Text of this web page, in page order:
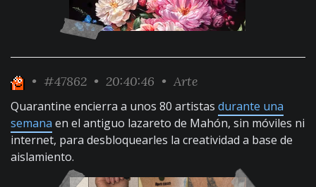
• #47862 • 20:40:46 • Arte
Quarantine encierra a unos 80 artistas durante una
semana en el antiguo lazareto de Mahón, sin móviles ni
internet, para desbloquearles la creatividad a base de
aislamiento.